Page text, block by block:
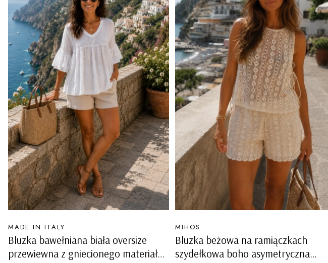
Bluzka bawełniana biała oversize
przewiewna z gniecionego materiału
PRODUCENT
MADE IN ITALY
Bluzka beżowa na ramiączkach
szydełkowa boho asymetryczna
PRODUCENT
MIHOS